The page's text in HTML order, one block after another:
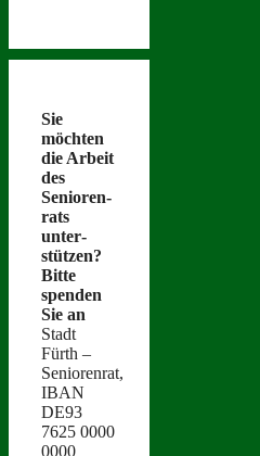
Sie
möcht­en
die Arbeit
des
Senioren­
rats
unter­
stützen?
Bitte
spenden
Sie an
Stadt
Fürth –
Seniorenrat,
IBAN
DE93
7625 0000
0000